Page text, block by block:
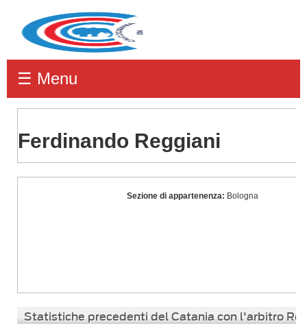
☰ Menu
Ferdinando Reggiani
Reggiani
Sezione di appartenenza: Bologna
Statistiche precedenti del Catania con l'arbitro